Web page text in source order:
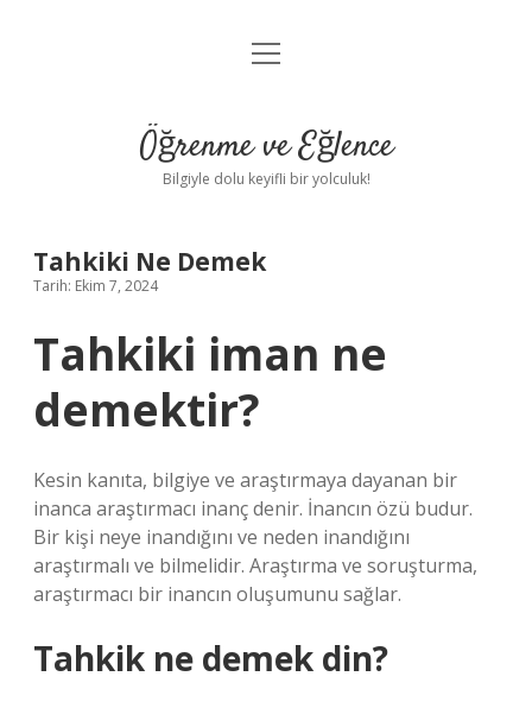
Anasayfa
Yasal Uyarı
menüyü
Öğrenme ve Eğlence
Bilgiyle dolu keyifli bir yolculuk!
Tahkiki Ne Demek
Tarih: Ekim 7, 2024
Tahkiki iman ne
demektir?
Kesin kanıta, bilgiye ve araştırmaya dayanan bir
inanca araştırmacı inanç denir. İnancın özü budur.
Bir kişi neye inandığını ve neden inandığını
araştırmalı ve bilmelidir. Araştırma ve soruşturma,
araştırmacı bir inancın oluşumunu sağlar.
Tahkik ne demek din?